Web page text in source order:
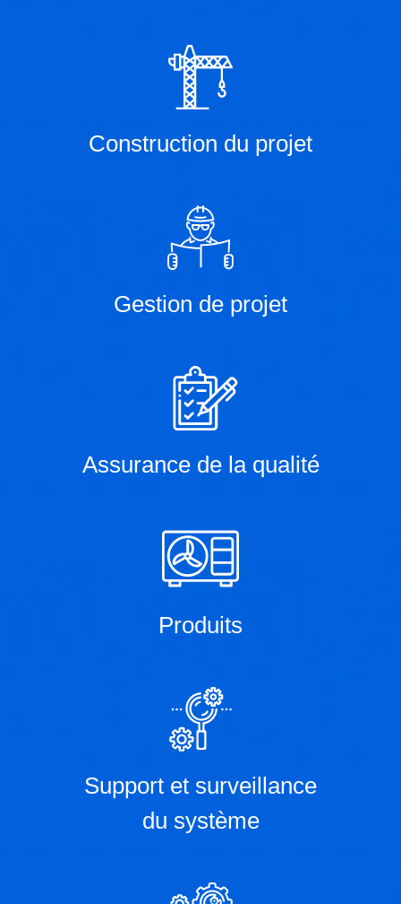
Construction du projet
Gestion de projet
Assurance de la qualité
Produits
Support et surveillance
du système